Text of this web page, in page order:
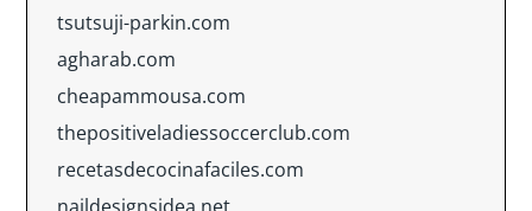
tsutsuji-parkin.com
agharab.com
cheapammousa.com
thepositiveladiessoccerclub.com
recetasdecocinafaciles.com